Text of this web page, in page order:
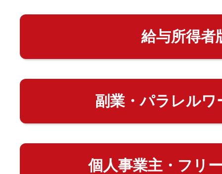
給与所得者
副業・パラレルワ
個人事業主・フリ